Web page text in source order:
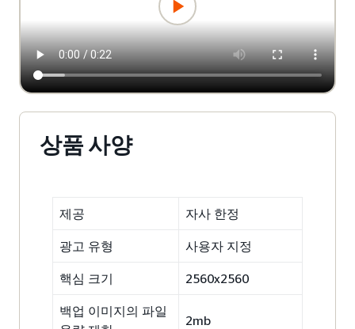
상품 사양
제공 자사 한정
광고 유형 사용자 지정
핵심 크기 2560x2560
백업 이미지의 파일
2mb